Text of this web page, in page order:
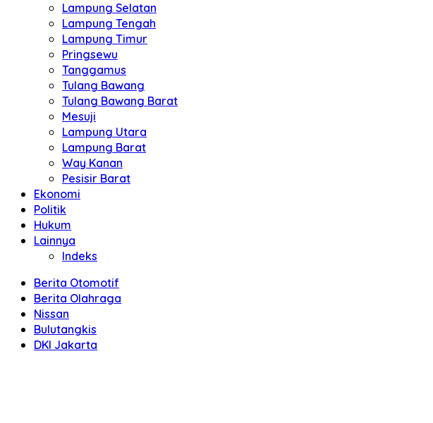
Lampung Selatan
Lampung Tengah
Lampung Timur
Pringsewu
Tanggamus
Tulang Bawang
Tulang Bawang Barat
Mesuji
Lampung Utara
Lampung Barat
Way Kanan
Pesisir Barat
Ekonomi
Politik
Hukum
Lainnya
Indeks
Berita Otomotif
Berita Olahraga
Nissan
Bulutangkis
DKI Jakarta